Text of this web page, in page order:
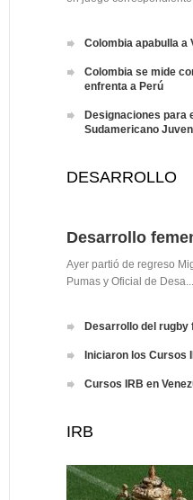
Colombia apabulla a
Colombia se mide
enfrenta a Perú
Designaciones para
Sudamericano
DESARROLLO
Desarrollo
Ayer partió de regreso
Pumas y Oficial de Desa...
Desarrollo del rugby
Iniciaron los Cursos
Cursos IRB en
IRB